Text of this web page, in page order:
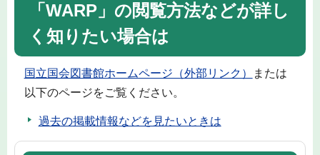
「WARP」の閲覧方法などが詳し
く知りたい場合は
国立国会図書館ホームページ（外部リンク）
または
以下のページをご覧ください。
過去の掲載情報などを見たいときは